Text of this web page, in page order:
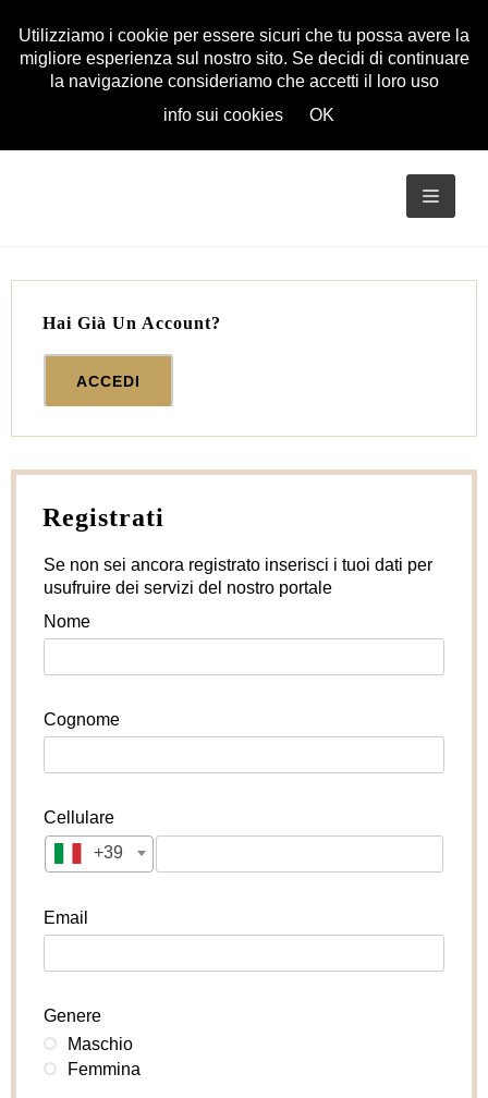
Hai Già Un Account?
ACCEDI
Registrati
Se non sei ancora registrato inserisci i tuoi dati per
usufruire dei servizi del nostro portale
Nome
Cognome
Cellulare
+39
Email
Genere
Maschio
Femmina
Utilizziamo i cookie per essere sicuri che tu possa avere la
migliore esperienza sul nostro sito. Se decidi di continuare
la navigazione consideriamo che accetti il loro uso
info sui cookies
OK